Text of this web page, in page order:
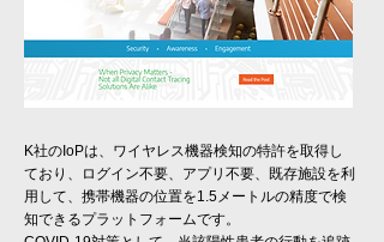
K社のIoPは、ワイヤレス機器検知の特許を取得し
ており、ログイン不要、アプリ不要、既存施設を利
用して、 携帯機器の位置を1.5メートルの精度で検
知できるプラットフォームです。